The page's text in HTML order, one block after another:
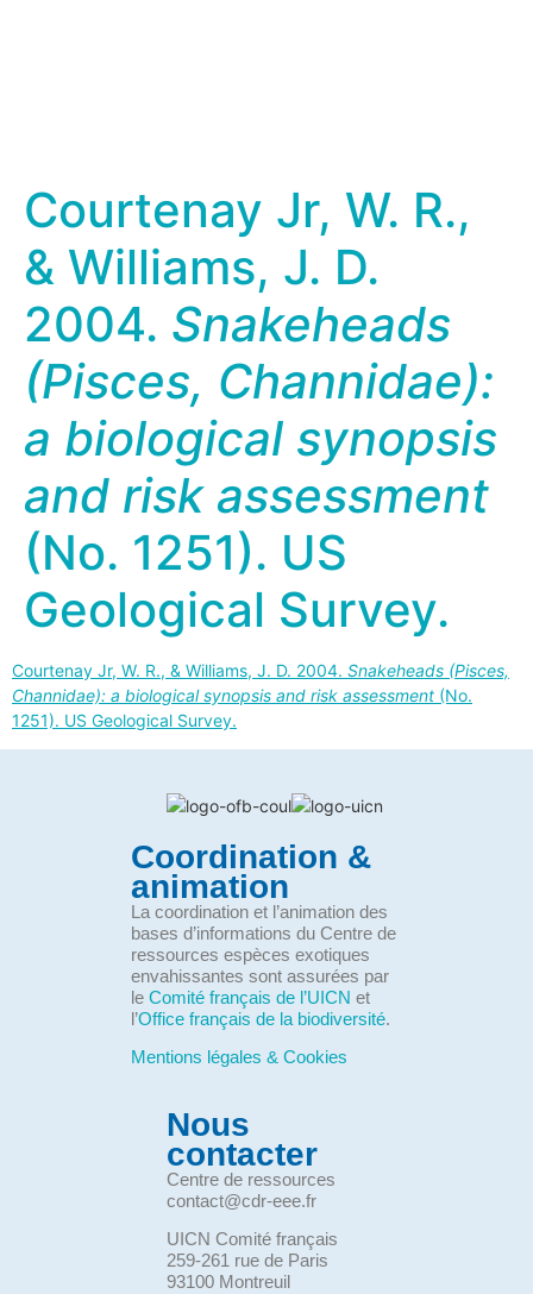
Courtenay Jr, W. R.,
& Williams, J. D.
2004. Snakeheads
(Pisces, Channidae):
a biological synopsis
and risk assessment
(No. 1251). US
Geological Survey.
Courtenay Jr, W. R., & Williams, J. D. 2004. Snakeheads (Pisces,
Channidae): a biological synopsis and risk assessment (No.
1251). US Geological Survey.
Coordination &
animation
La coordination et l’animation des
bases d’informations du Centre de
ressources espèces exotiques
envahissantes sont assurées par
le Comité français de l’UICN et
l’Office français de la biodiversité.
Mentions légales & Cookies
Nous
contacter
Centre de ressources
contact@cdr-eee.fr
UICN Comité français
259-261 rue de Paris
93100 Montreuil